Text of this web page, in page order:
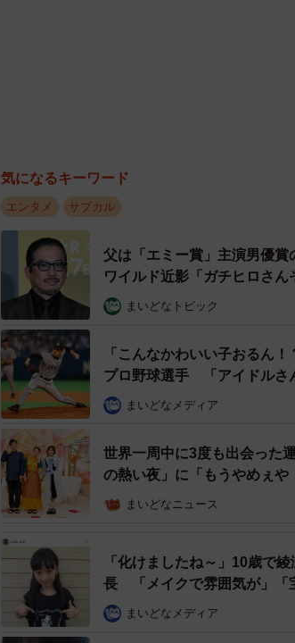
気になるキーワード
エンタメ サブカル
父は「エミー賞」主演男優
ワイルド近影「ガチヒロさん
まいどなトピック
「こんなかわいい子おるん
プロ野球選手 「アイドルさ
まいどなメディア
世界一周中に3度も出会った
の熱い夜」に「もうやめぇや
まいどなニュース
「化けましたね～」10歳で
長 「メイクで雰囲気が」「
まいどなメディア